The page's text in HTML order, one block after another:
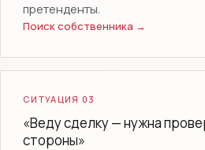
претенденты.
Поиск собственника →
СИТУАЦИЯ 03
«Веду сделку — нужна
стороны»